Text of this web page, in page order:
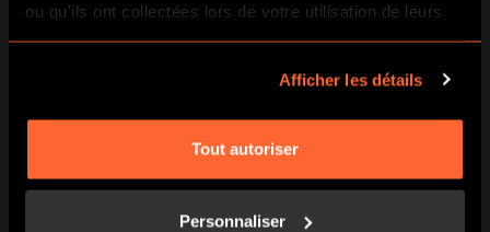
ou qu'ils ont collectées lors de votre utilisation de leurs
services.
Afficher les détails
Tout autoriser
Personnaliser